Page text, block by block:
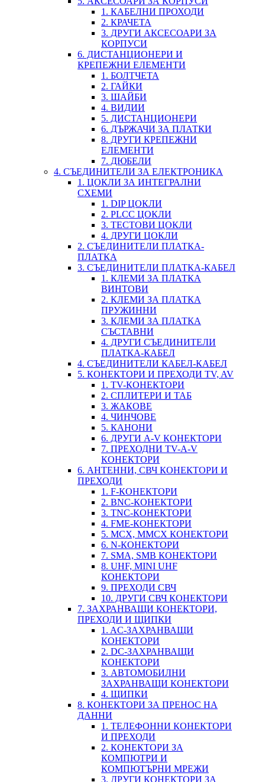
1. КАБЕЛНИ ПРОХОДИ
2. КРАЧЕТА
3. ДРУГИ АКСЕСОАРИ ЗА
КОРПУСИ
6. ДИСТАНЦИОНЕРИ И
КРЕПЕЖНИ ЕЛЕМЕНТИ
1. БОЛТЧЕТА
2. ГАЙКИ
3. ШАЙБИ
4. ВИДИИ
5. ДИСТАНЦИОНЕРИ
6. ДЪРЖАЧИ ЗА ПЛАТКИ
8. ДРУГИ КРЕПЕЖНИ
ЕЛЕМЕНТИ
7. ДЮБЕЛИ
4. СЪЕДИНИТЕЛИ ЗА ЕЛЕКТРОНИКА
1. ЦОКЛИ ЗА ИНТЕГРАЛНИ
СХЕМИ
1. DIP ЦОКЛИ
2. PLCC ЦОКЛИ
3. ТЕСТОВИ ЦОКЛИ
4. ДРУГИ ЦОКЛИ
2. СЪЕДИНИТЕЛИ ПЛАТКА-
ПЛАТКА
3. СЪЕДИНИТЕЛИ ПЛАТКА-КАБЕЛ
1. КЛЕМИ ЗА ПЛАТКА
ВИНТОВИ
2. КЛЕМИ ЗА ПЛАТКА
ПРУЖИННИ
3. КЛЕМИ ЗА ПЛАТКА
СЪСТАВНИ
4. ДРУГИ СЪЕДИНИТЕЛИ
ПЛАТКА-КАБЕЛ
4. СЪЕДИНИТЕЛИ КАБЕЛ-КАБЕЛ
5. КОНЕКТОРИ И ПРЕХОДИ TV, AV
1. TV-КОНЕКТОРИ
2. СПЛИТЕРИ И ТАБ
3. ЖАКОВЕ
4. ЧИНЧОВЕ
5. КАНОНИ
6. ДРУГИ A-V КОНЕКТОРИ
7. ПРЕХОДНИ TV-A-V
КОНЕКТОРИ
6. АНТЕННИ, СВЧ КОНЕКТОРИ И
ПРЕХОДИ
1. F-КОНЕКТОРИ
2. BNC-КОНЕКТОРИ
3. TNC-КОНЕКТОРИ
4. FME-КОНЕКТОРИ
5. MCX, MMCX КОНЕКТОРИ
6. N-КОНЕКТОРИ
7. SMA, SMB КОНЕКТОРИ
8. UHF, MINI UHF
КОНЕКТОРИ
9. ПРЕХОДИ СВЧ
10. ДРУГИ СВЧ КОНЕКТОРИ
7. ЗАХРАНВАЩИ КОНЕКТОРИ,
ПРЕХОДИ И ЩИПКИ
1. AC-ЗАХРАНВАЩИ
КОНЕКТОРИ
2. DC-ЗАХРАНВАЩИ
КОНЕКТОРИ
3. АВТОМОБИЛНИ
ЗАХРАНВАЩИ КОНЕКТОРИ
4. ЩИПКИ
8. КОНЕКТОРИ ЗА ПРЕНОС НА
ДАННИ
1. ТЕЛЕФОННИ КОНЕКТОРИ
И ПРЕХОДИ
2. КОНЕКТОРИ ЗА
КОМПЮТРИ И
КОМПЮТЪРНИ МРЕЖИ
3. ДРУГИ КОНЕКТОРИ ЗА